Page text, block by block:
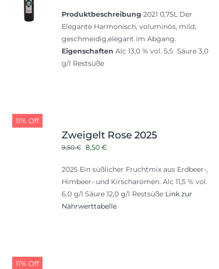
war:
16,00 €
ist:
15,00 €.
Produktbeschreibung 2021 0,75L Der
Elegante Harmonisch, voluminös, mild,
geschmeidig,elegant im Abgang.
Eigenschaften Alc 13,0 % vol. 5,5 Säure 3,0
g/l Restsüße
11% Off
Zweigelt Rose 2025
9,50€ Ursprünglicher
war:
9,50 €
8,50 €Aktueller
ist:
8,50 €.
2025 Ein süßlicher Fruchtmix aus Erdbeer-,
Himbeer- und Kirscharomen. Alc 11,5 % vol.
6,0 g/l Säure 12,0 g/l Restsüße Link zur
Nährwerttabelle
11% Off